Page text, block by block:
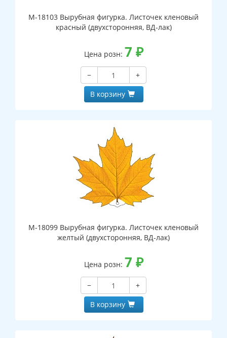
М-18103 Вырубная фигурка. Листочек кленовый
красный (двухсторонняя, ВД-лак)
Цена розн: 7 ₽
−
+
В корзину
М-18099 Вырубная фигурка. Листочек кленовый
желтый (двухсторонняя, ВД-лак)
Цена розн: 7 ₽
−
+
В корзину